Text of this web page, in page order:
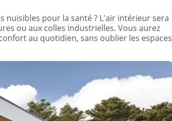
nuisibles pour la santé ? L'air intérieur sera
ou aux colles industrielles. Vous aurez
au quotidien, sans oublier les espaces